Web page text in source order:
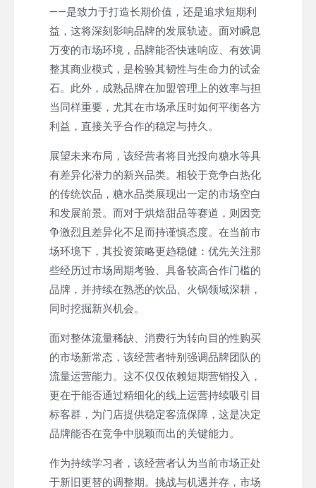
——是致力于打造长期价值，还是追求短期利
益，这将深刻影响品牌的发展轨迹。面对瞬息
万变的市场环境，品牌能否快速响应、有效调
整其商业模式，是检验其韧性与生命力的试金
石。此外，成熟品牌在加盟管理上的效率与担
当同样重要，尤其在市场承压时如何平衡各方
利益，直接关乎合作的稳定与持久。
展望未来布局，该经营者将目光投向糖水等具
有差异化潜力的新兴品类。相较于竞争白热化
的传统饮品，糖水品类展现出一定的市场空白
和发展前景。而对于烘焙甜品等赛道，则因竞
争激烈且差异化不足而持谨慎态度。在当前市
场环境下，其投资策略更趋稳健：优先关注那
些经历过市场周期考验、具备较高合作门槛的
品牌，并持续在熟悉的饮品、火锅领域深耕，
同时挖掘新兴机会。
面对整体流量稀缺、消费行为转向目的性购买
的市场新常态，该经营者特别强调品牌团队的
流量运营能力。这不仅仅依赖短期营销投入，
更在于能否通过精细化的线上运营持续吸引目
标客群，为门店提供稳定客流保障，这是决定
品牌能否在竞争中脱颖而出的关键能力。
作为持续学习者，该经营者认为当前市场正处
于新旧更替的调整期。挑战与机遇并存，市场